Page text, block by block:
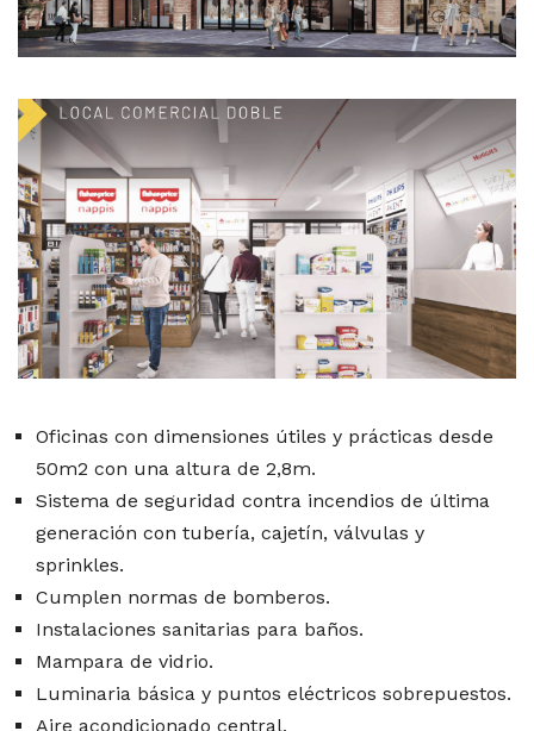
Oficinas con dimensiones útiles y prácticas desde
50m2 con una altura de 2,8m.
Sistema de seguridad contra incendios de última
generación con tubería, cajetín, válvulas y
sprinkles.
Cumplen normas de bomberos.
Instalaciones sanitarias para baños.
Mampara de vidrio.
Luminaria básica y puntos eléctricos sobrepuestos.
Aire acondicionado central.